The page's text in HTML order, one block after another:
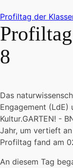
Profiltag der
8
Das
Engagement (LdE)
Kultur.GARTEN! -
Jahr, um vertieft
Profiltag fand am
An diesem Tag